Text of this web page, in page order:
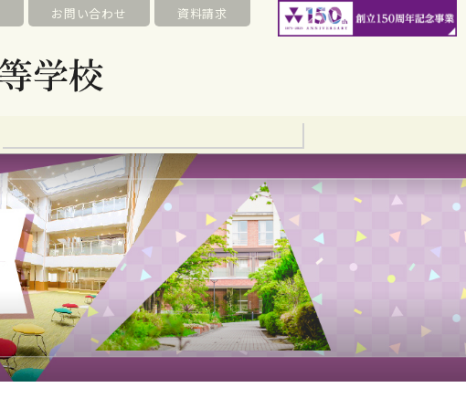
お問い合わせ 資料請求